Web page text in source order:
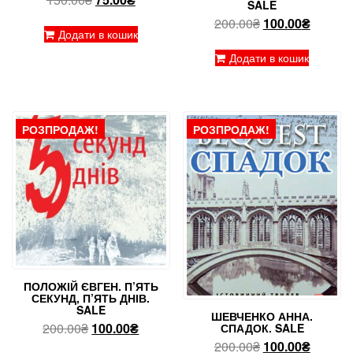
150.00₴.75.00₴.
Додати в кошик
SALE
200.00₴ Оригінальна
200.00₴.
100.00₴
Додати в кошик
РОЗПРОДАЖ!
ПОЛОЖІЙ ЄВГЕН. П’ЯТЬ
СЕКУНД, П’ЯТЬ ДНІВ.
SALE
200.00₴ Оригінальна
100.00₴Поточна
РОЗПРОДАЖ!
ШЕВЧЕНКО АННА.
СПАДОК. SALE
200.00₴ Оригінальна
100.00₴